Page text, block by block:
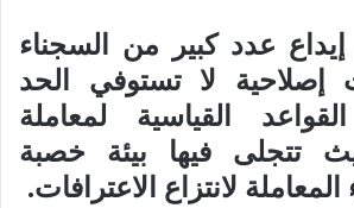
عدد كبير من السجناء
لا تستوفي الحد
القياسية لمعاملة
تتجلى فيها بيئة خصبة
لانتزاع الاعترافات.